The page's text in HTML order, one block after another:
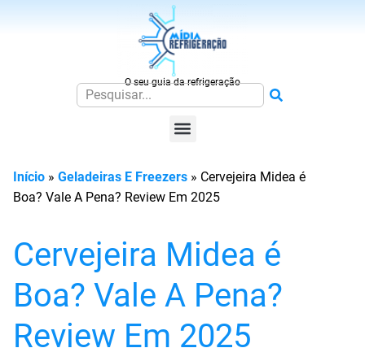
O seu guia da refrigeração
Início »Geladeiras E Freezers » Cervejeira Midea é
Boa? Vale A Pena? Review Em 2025
Cervejeira Midea é
Boa? Vale A Pena?
Review Em 2025